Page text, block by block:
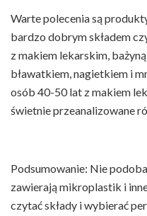
Warte polecenia są
bardzo dobrym składem
z makiem lekarskim,
bławatkiem, nagietkiem i
osób 40-50 lat z makiem
świetnie przeanalizowane
Podsumowanie: Nie
zawierają mikroplastik i
czytać składy i wybierać